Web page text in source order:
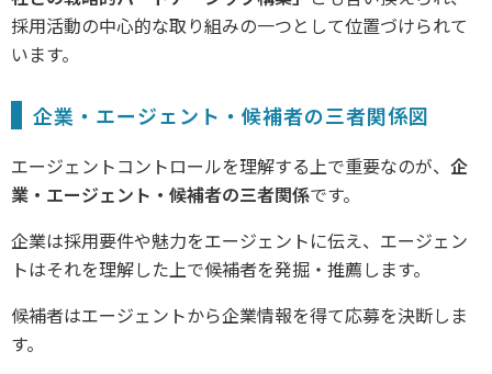
採用活動の中心的な取り組みの一つとして位置づけられて
います。
企業・エージェント・候補者の三者関係図
エージェントコントロールを理解する上で重要なのが、 企
業・エージェント・候補者の三者関係です。
企業は採用要件や魅力をエージェントに伝え、エージェン
トはそれを理解した上で候補者を発掘・推薦します。
候補者はエージェントから企業情報を得て応募を決断しま
す。